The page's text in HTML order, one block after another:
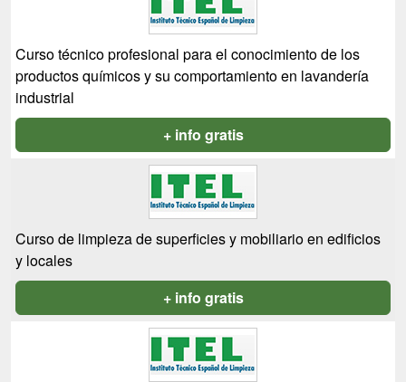
Curso técnico profesional para el conocimiento de los
productos químicos y su comportamiento en lavandería
industrial
+ info gratis
Curso de limpieza de superficies y mobiliario en edificios
y locales
+ info gratis